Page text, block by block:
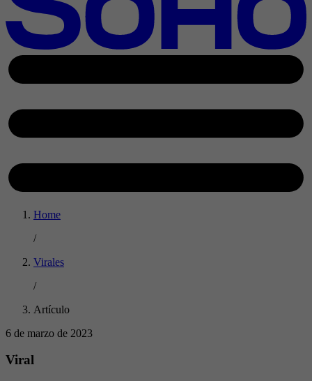
Home
/
Virales
/
Artículo
6 de marzo de 2023
Viral